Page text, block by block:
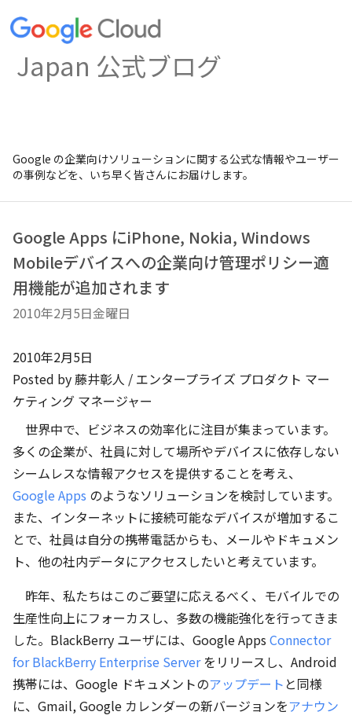
Japan 公式ブログ
Google の企業向けソリューションに関する公式な情報やユーザー
の事例などを、いち早く皆さんにお届けします。
Google Apps にiPhone, Nokia, Windows
Mobileデバイスへの企業向け管理ポリシー適
用機能が追加されます
2010年2月5日金曜日
2010年2月5日
Posted by 藤井彰人 / エンタープライズ プロダクト マー
ケティング マネージャー
世界中で、ビジネスの効率化に注目が集まっています。
多くの企業が、社員に対して場所やデバイスに依存しない
シームレスな情報アクセスを提供することを考え、
Google Apps のようなソリューションを検討しています。
また、インターネットに接続可能なデバイスが増加するこ
とで、社員は自分の携帯電話からも、メールやドキュメン
ト、他の社内データにアクセスしたいと考えています。
昨年、私たちはこのご要望に応えるべく、モバイルでの
生産性向上にフォーカスし、多数の機能強化を行ってきま
した。BlackBerry ユーザには、Google Apps Connector
for BlackBerry Enterprise Serverをリリースし、Android
携帯には、Google ドキュメントのアップデート と同様
に、Gmail, Google カレンダーの新バージョンをアナウン